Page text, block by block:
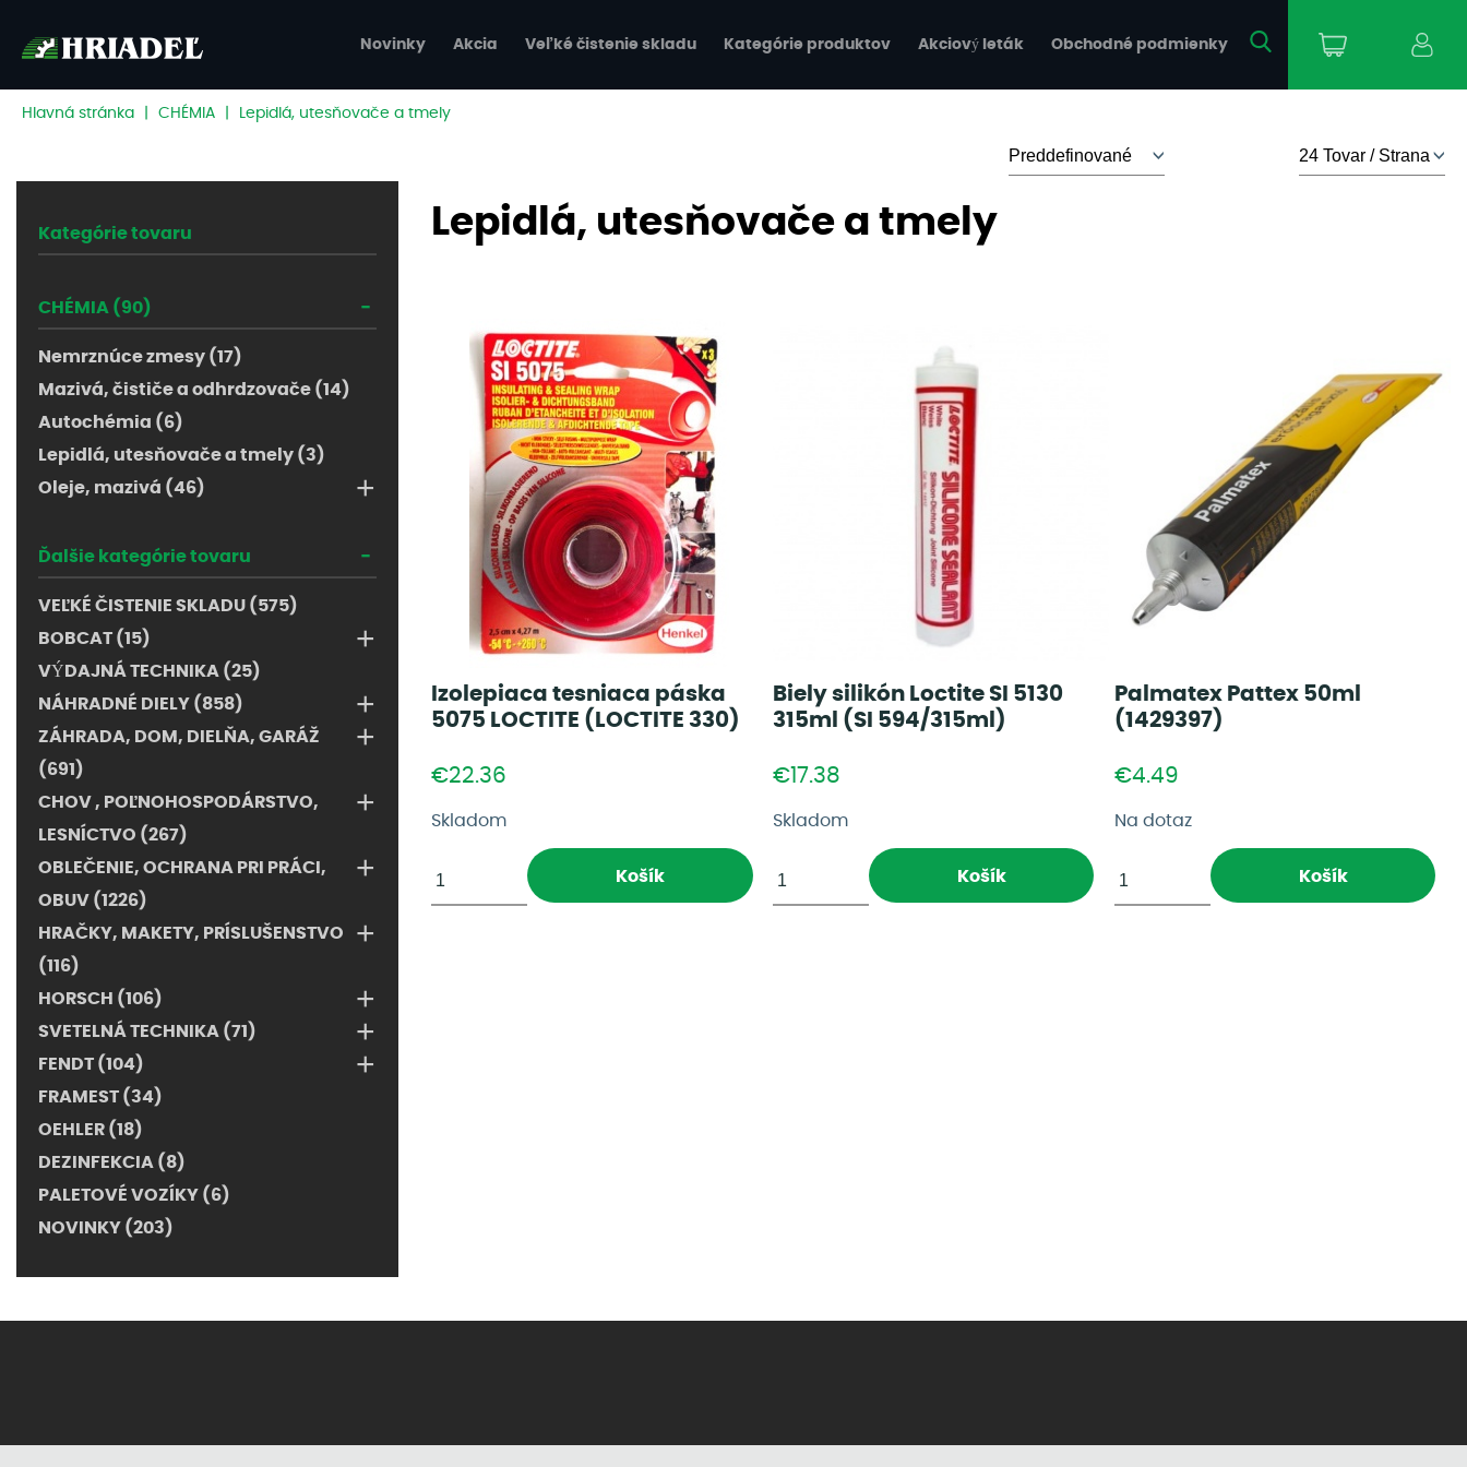
Novinky Akcia Veľké čistenie skladu Kategórie produktov Akciový leták Obchodné podmienky
Hlavná stránka CHÉMIA Lepidlá, utesňovače a tmely
Kategórie tovaru
CHÉMIA (90) -
Nemrznúce zmesy (17)
Mazivá, čističe a odhrdzovače (14)
Autochémia (6)
Lepidlá, utesňovače a tmely (3)
Oleje, mazivá (46)
+
Ďalšie kategórie tovaru -
VEĽKÉ ČISTENIE SKLADU (575)
BOBCAT (15)
+
VÝDAJNÁ TECHNIKA (25)
NÁHRADNÉ DIELY (858)
+
ZÁHRADA, DOM, DIELŇA, GARÁŽ
(691)
+
CHOV , POĽNOHOSPODÁRSTVO,
LESNÍCTVO (267)
+
OBLEČENIE, OCHRANA PRI PRÁCI,
OBUV (1226)
+
HRAČKY, MAKETY, PRÍSLUŠENSTVO
(116)
+
HORSCH (106) +
SVETELNÁ TECHNIKA (71) +
FENDT (104) +
FRAMEST (34)
OEHLER (18)
DEZINFEKCIA (8)
PALETOVÉ VOZÍKY (6)
NOVINKY (203)
Lepidlá, utesňovače a tmely
Izolepiaca tesniaca páska
5075 LOCTITE (LOCTITE 330)
€22.36
Skladom
Košík
Biely silikón Loctite SI 5130
315ml (SI 594/315ml)
€17.38
Skladom
Košík
Palmatex Pattex 50ml
(1429397)
€4.49
Na dotaz
Košík